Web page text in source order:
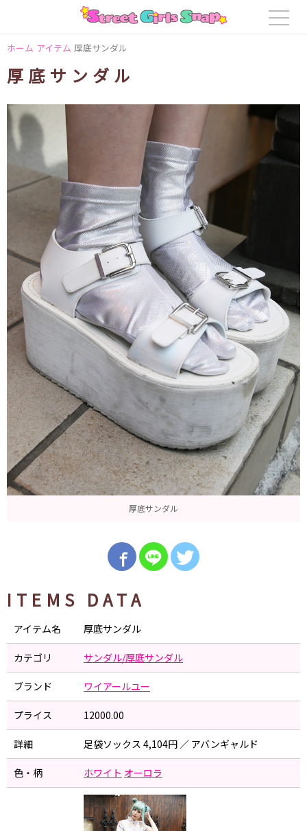
ホーム アイテム 厚底サンダル
厚底サンダル
厚底サンダル
ITEMS DATA
アイテム名 厚底サンダル
カテゴリ サンダル/厚底サンダル
ブランド ワイアールユー
プライス 12000.00
詳細 足袋ソックス 4,104円 ／ アバンギャルド
色・柄 ホワイト オーロラ